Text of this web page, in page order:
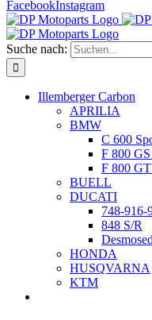
FacebookInstagram
Suche nach:
Illemberger Carbon
APRILIA
BMW
C 600
F 800
F 800
BUELL
DUCATI
748-916-
848 S/R
HONDA
HUSQVARNA
KTM